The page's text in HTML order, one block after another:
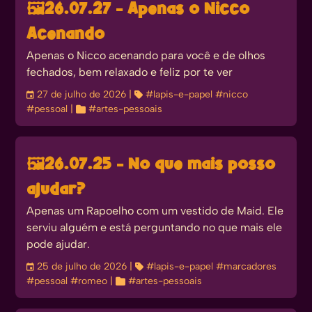
🖼️26.07.27 - Apenas o Nicco
Acenando
Apenas o Nicco acenando para você e de olhos
fechados, bem relaxado e feliz por te ver
󰃭 27 de julho de 2026 | #lapis-e-papel #nicco
#pessoal
| #artes-pessoais
🖼️26.07.25 - No que mais posso
ajudar?
Apenas um Rapoelho com um vestido de Maid. Ele
serviu alguém e está perguntando no que mais ele
pode ajudar.
󰃭 25 de julho de 2026 | #lapis-e-papel #marcadores
#pessoal #romeo | #artes-pessoais